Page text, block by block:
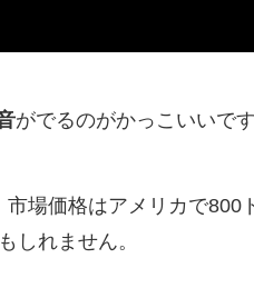
がでるのがかっこいいです
場価格はアメリカで
しれません。